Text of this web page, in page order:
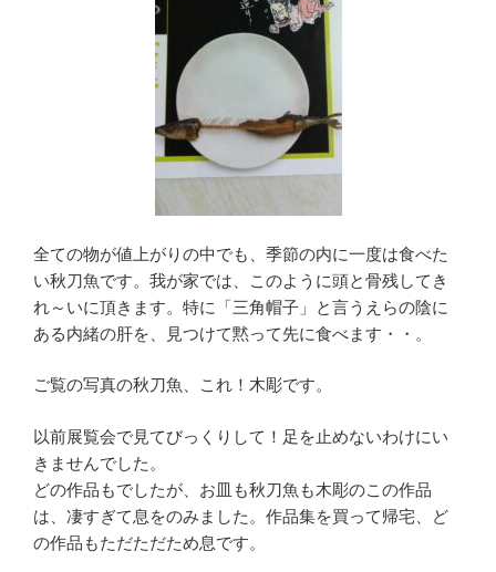
全ての物が値上がりの中でも、季節の内に一度は食べた
い秋刀魚です。我が家では、このように頭と骨残してき
れ～いに頂きます。特に「三角帽子」と言うえらの陰に
ある内緒の肝を、見つけて黙って先に食べます・・。
ご覧の写真の秋刀魚、これ！木彫です。
以前展覧会で見てびっくりして！足を止めないわけにい
きませんでした。
どの作品もでしたが、お皿も秋刀魚も木彫のこの作品
は、凄すぎて息をのみました。作品集を買って帰宅、ど
の作品もただただため息です。